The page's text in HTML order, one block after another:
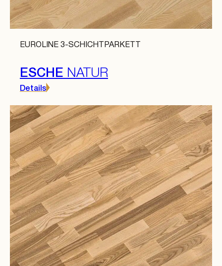
EUROLINE 3-SCHICHTPARKETT
ESCHE NATUR
Details